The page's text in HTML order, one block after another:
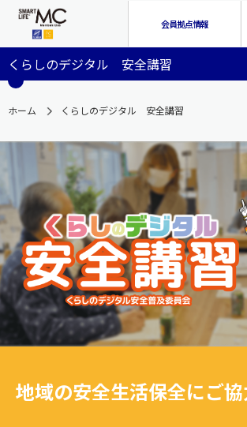
会員拠点情報
くらしのデジタル 安全講習
ホーム くらしのデジタル 安全講習
地域の安全生活保全にご